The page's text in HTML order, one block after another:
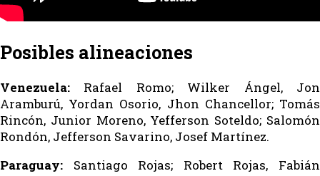
Posibles alineaciones
Venezuela: Rafael Romo; Wilker Ángel, Jon
Aramburú, Yordan Osorio, Jhon Chancellor; Tomás
Rincón, Junior Moreno, Yefferson Soteldo; Salomón
Rondón, Jefferson Savarino, Josef Martínez.
Paraguay: Santiago Rojas; Robert Rojas, Fabián